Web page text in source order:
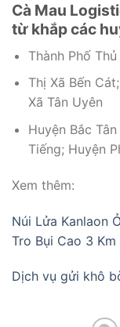
Cà Mau
từ khắp các
Thành Phố
Thị Xã Bến
Xã Tân Uyên
Huyện Bắc
Tiếng; Huyện
Xem thêm:
Núi Lửa Kanlaon
Tro Bụi Cao 3
Dịch vụ gửi khô